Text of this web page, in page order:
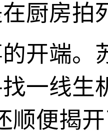
厨房拍
开端。
一线生
顺便揭